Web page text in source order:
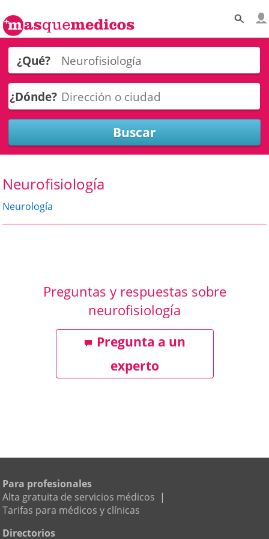
¿Qué?
¿Dónde?
Neurofisiología
Neurología
Preguntas y respuestas sobre
neurofisiología
Pregunta a un
experto
Para profesionales
Alta gratuita de servicios médicos |
Tarifas para médicos y clínicas
Directorios